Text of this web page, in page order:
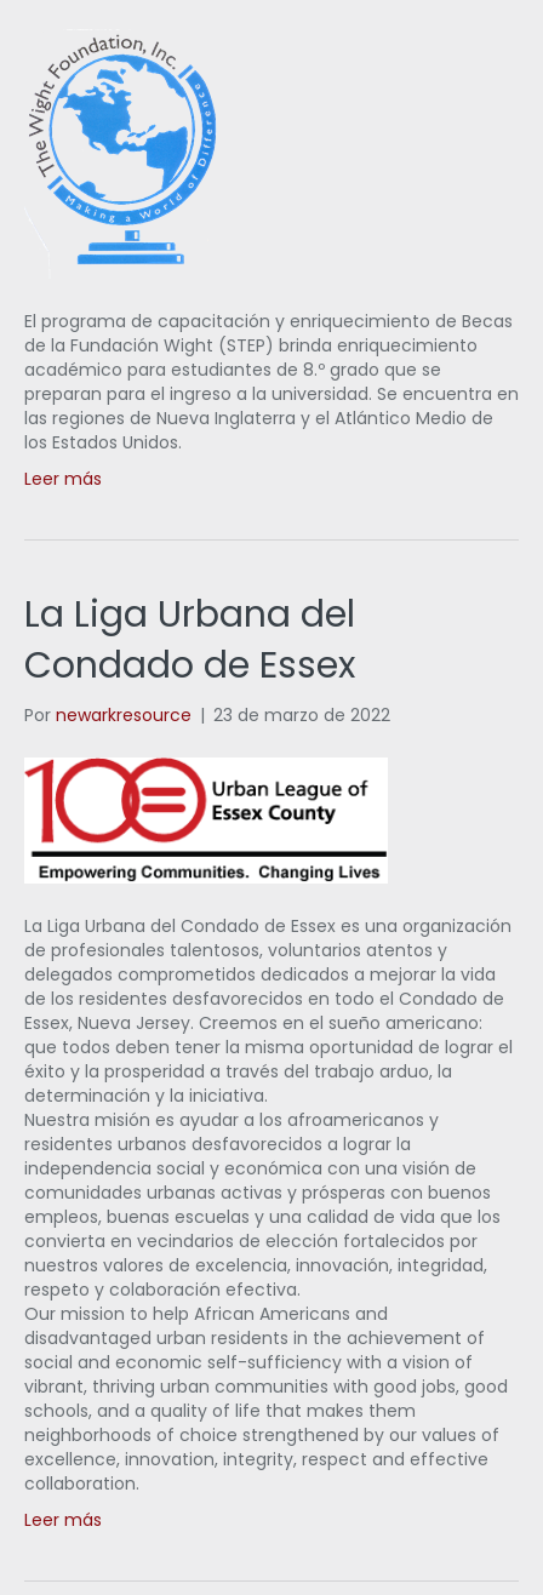
El programa de capacitación y enriquecimiento de Becas
de la Fundación Wight (STEP) brinda enriquecimiento
académico para estudiantes de 8.º grado que se
preparan para el ingreso a la universidad. Se encuentra en
las regiones de Nueva Inglaterra y el Atlántico Medio de
los Estados Unidos.
Leer más
La Liga Urbana del
Condado de Essex
Por newarkresource | 23 de marzo de 2022
La Liga Urbana del Condado de Essex es una organización
de profesionales talentosos, voluntarios atentos y
delegados comprometidos dedicados a mejorar la vida
de los residentes desfavorecidos en todo el Condado de
Essex, Nueva Jersey. Creemos en el sueño americano:
que todos deben tener la misma oportunidad de lograr el
éxito y la prosperidad a través del trabajo arduo, la
determinación y la iniciativa.
Nuestra misión es ayudar a los afroamericanos y
residentes urbanos desfavorecidos a lograr la
independencia social y económica con una visión de
comunidades urbanas activas y prósperas con buenos
empleos, buenas escuelas y una calidad de vida que los
convierta en vecindarios de elección fortalecidos por
nuestros valores de excelencia, innovación, integridad,
respeto y colaboración efectiva.
Our mission to help African Americans and
disadvantaged urban residents in the achievement of
social and economic self-sufficiency with a vision of
vibrant, thriving urban communities with good jobs, good
schools, and a quality of life that makes them
neighborhoods of choice strengthened by our values of
excellence, innovation, integrity, respect and effective
collaboration.
Leer más